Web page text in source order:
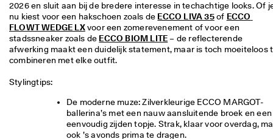
2026 en sluit aan bij de bredere interesse in techachtige looks. Of
nu kiest voor een hakschoen zoals de ECCO LIVA 35 of ECCO
FLOWT WEDGE LX voor een zomerevenement of voor een
stadssneaker zoals de ECCO BIOM LITE – de reflecterende
afwerking maakt een duidelijk statement, maar is toch moeiteloos
combineren met elke outfit.
De moderne muze: Zilverkleurige ECCO MARGOT-
ballerina’s met een nauw aansluitende broek en een
eenvoudig zijden topje. Strak, klaar voor overdag,
ook ’s avonds prima te dragen.